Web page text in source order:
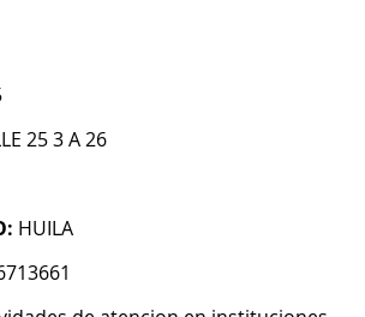
25 3 A 26
HUILA